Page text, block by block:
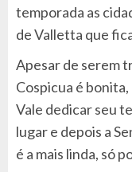
temporada as
de Valletta que
Apesar de serem
Cospicua é
Vale dedicar seu
lugar e depois a
é a mais linda, só